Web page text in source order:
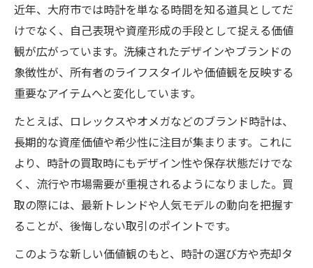
高級時計の価値を守るためのポイント
流行時計と資産運用の賢い関係性
長く愛される時計の共通点とは何か
時計の流行と市場価値の最新動向
時計査定で重視される主なポイント
時計の状態が買取額に与える影響とは
買取成功のために備えるべき知識
査定時に押さえるべき時計の特徴
時計の買取で信頼できる店舗選びの基準
近年、大府市では時計を単なる時間を知る道具としてだ
けでなく、自己表現や資産形成の手段として捉える価値
観が広がっています。洗練されたデザインやブランドの
象徴性が、所有者のライフスタイルや価値観を反映する
重要なアイテムへと変化しています。
たとえば、ロレックスやオメガなどのブランド時計は、
長期的な資産価値や希少性に注目が集まります。これに
より、時計の買取時にもデザイン性や保存状態だけでな
く、流行や市場需要が重視されるようになりました。買
取の際には、最新トレンドや人気モデルの動向を把握す
ることが、後悔しない取引のポイントです。
このような新しい価値観のもと、時計の選び方や売却タ